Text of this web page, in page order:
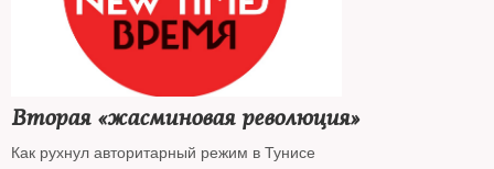
Вторая «жасминовая революция»
Как рухнул авторитарный режим в Тунисе